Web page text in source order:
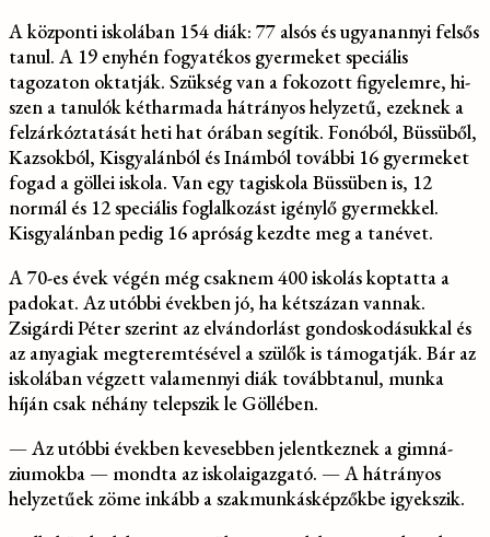
A központi iskolában 154 diák: 77 alsós és ugyanannyi felsős
tanul. A 19 enyhén fo­gyatékos gyermeket speciális
tagozaton oktatják. Szükség van a fokozott figyelemre, hi­
szen a tanulók kétharmada hátrányos helyzetű, ezeknek a
felzárkóztatását heti hat órá­ban segítik. Fonóból, Büssüből,
Kazsokból, Kisgyalánból és Inámból további 16 gyerme­ket
fogad a göllei iskola. Van egy tagiskola Büssüben is, 12
normál és 12 speciális foglal­kozást igénylő gyermekkel.
Kisgyalánban pedig 16 apró­ság kezdte meg a tanévet.
A 70-es évek végén még csaknem 400 iskolás koptatta a
padokat. Az utóbbi években jó, ha kétszázan vannak.
Zsigárdi Péter szerint az elvándorlást gondoskodásukkal és
az anya­giak megteremtésével a szülők is támogatják. Bár az
iskolában végzett valamennyi diák to­vábbtanul, munka
híján csak néhány telepszik le Göllében.
— Az utóbbi években keve­sebben jelentkeznek a gimná­
ziumokba — mondta az iskolaigazgató. — A hátrányos
hely­zetűek zöme inkább a szak­munkásképzőkbe igyekszik.